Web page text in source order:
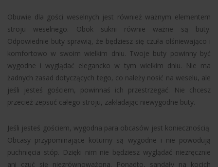
Obuwie dla gości weselnych jest również ważnym elementem
stroju weselnego. Obok sukni równie ważne są buty.
Odpowiednie buty sprawią, że będziesz się czuła olśniewająco i
komfortowo w swoim wielkim dniu. Twoje buty powinny być
wygodne i wyglądać elegancko w tym wielkim dniu. Nie ma
żadnych zasad dotyczących tego, co należy nosić na weselu, ale
jeśli jesteś gościem, powinnaś ich przestrzegać. Nie chcesz
przecież zepsuć całego stroju, zakładając niewygodne buty.
Jeśli jesteś gościem, wygodna para obcasów jest koniecznością.
Obcasy przypominające koturny są wygodne i nie powodują
puchnięcia stóp. Dzięki nim nie będziesz wyglądać niezręcznie
ani czuć się niezrównoważona. Ponadto, sandały na kocich